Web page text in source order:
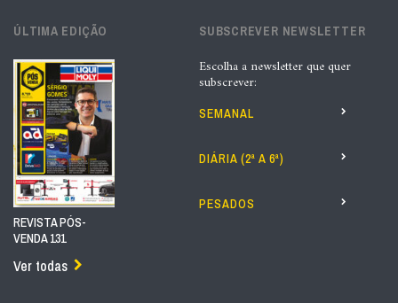
ÚLTIMA EDIÇÃO
REVISTA PÓS-
VENDA 131
Ver todas
SUBSCREVER NEWSLETTER
Escolha a newsletter que quer
subscrever:
SEMANAL
DIÁRIA (2ª A 6ª)
PESADOS